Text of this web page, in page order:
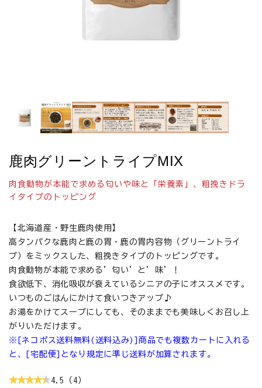
プライバシーポリシー
0120-40-1387
鹿肉グリーントライプMIX
肉食動物が本能で求める匂いや味と「栄養素」、粗挽きドラ
イタイプのトッピング
【北海道産・野生鹿肉使用】
高タンパクな鹿肉と鹿の胃・鹿の胃内容物（グリーントライ
プ）をミックスした、粗挽きタイプのトッピングです。
肉食動物が本能で求める’匂い’と’味’！
食欲低下、消化吸収が衰えているシニアの子にオススメです。
いつものごはんにかけて食いつきアップ♪
お湯をかけてスープにしても、そのままでも美味しくお召し上
がりいただけます。
※[ネコポス送料無料(送料込み)]商品でも複数カートに入れる
と、[宅配便]となり規定に準じ送料が加算されます。
4.5（4）